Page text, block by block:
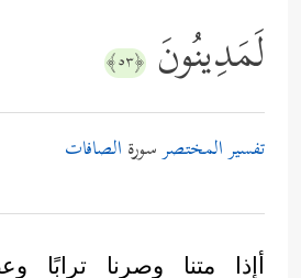
لَمَدِینُونَ ﴿٥٣﴾
تفسير المختصرسورة الصافات
أإذا متنا وصرنا ترابًا